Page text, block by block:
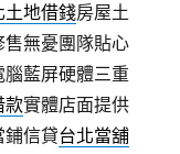
土地借錢房屋土
無憂團隊貼心
藍屏硬體三重
款實體店面提供
鋪信貸台北當舖